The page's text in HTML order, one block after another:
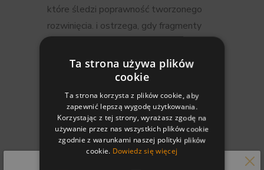
które śledzi poprawność tworzonego
rozwinięcia. i ostrzega, gdy fragmenty
wzajemnie, otwór wykonany
wykrojnikiem znajduje się zbyt blisko
krawędzi gięcia lub zastosowany
promień gięcia jest mniejszy niż
minimalny promień gięcia dla danego
rodzaju materiału.
Ta strona używa plików
cookie
Ta strona korzysta z plików cookie, aby
zapewnić lepszą wygodę użytkowania.
Korzystając z tej strony, wyrażasz zgodę na
używanie przez nas wszystkich plików cookie
zgodnie z warunkami naszej polityki plików
cookie. Dowiedz się więcej